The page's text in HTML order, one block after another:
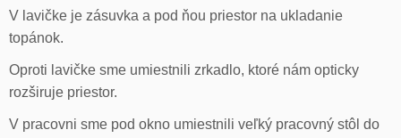
V lavičke je zásuvka a pod ňou priestor na ukladanie
topánok.
Oproti lavičke sme umiestnili zrkadlo, ktoré nám opticky
rozširuje priestor.
V pracovni sme pod okno umiestnili veľký pracovný stôl do